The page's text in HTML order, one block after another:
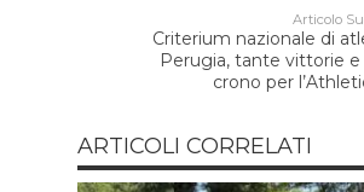
Articolo
Criterium nazionale di
Perugia, tante vittorie
crono per
ARTICOLI CORRELATI